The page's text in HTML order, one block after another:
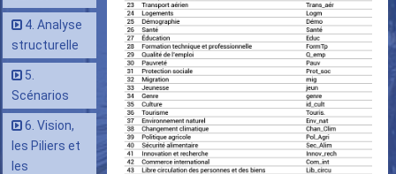
4. Analyse
structurelle
5.
Scénarios
6. Vision,
les Piliers et
les